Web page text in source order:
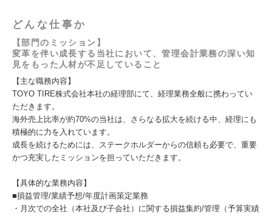
どんな仕事か
【部門のミッション】
変革を伴い成長する当社において、管理会計業務の深い知
見をもった人材が不足していること
【主な職務内容】
TOYO TIRE株式会社本社の経理部にて、経理業務全般に携わってい
ただきます。
海外売上比率が約70%の当社は、さらなる拡大を続ける中、経理にも
積極的に力を入れています。
成長を続けるためには、ステークホルダーからの信頼も必要で、重要
かつ充実したミッションを担っていただきます。
【具体的な業務内容】
■損益管理/業績予想/年度計画策定業務
・月次での全社（本社及び子会社）に関する損益集約/管理（予算実績